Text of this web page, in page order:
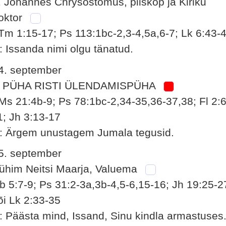
1:15-17; Ps 113:1bc-2,3-4,5a,6-7; Lk 6:43-
Issanda nimi olgu tänatud.
september
RISTI ÜLENDAMISPÜHA
21:4b-9; Ps 78:1bc-2,34-35,36-37,38; Fl
Jh 3:13-17
Ärgem unustagem Jumala tegusid.
september
Neitsi Maarja, Valuema
5:7-9; Ps 31:2-3a,3b-4,5-6,15-16; Jh 19:25-
Lk 2:33-35
Päästa mind, Issand, Sinu kindla armastuses.